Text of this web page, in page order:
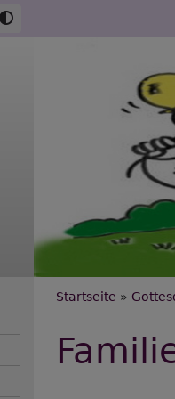
Startseite